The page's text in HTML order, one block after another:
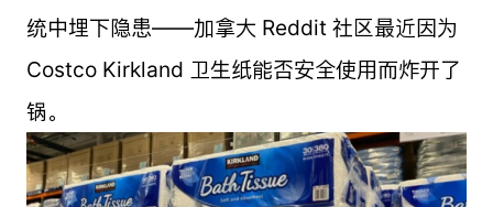
统中埋下隐患——加拿大 Reddit 社区最近因为
Costco Kirkland 卫生纸能否安全使用而炸开了
锅。